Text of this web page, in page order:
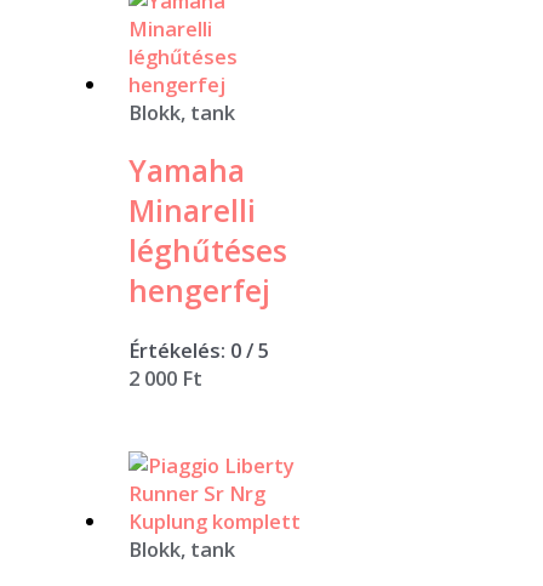
Blokk, tank
Yamaha
Minarelli
léghűtéses
hengerfej
Értékelés: 0/ 5
2 000 Ft
Blokk, tank